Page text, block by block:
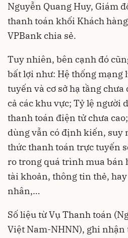
Nguyễn Quang Huy, Giám
thanh toán khối Khách
VPBank chia sẻ.
Tuy nhiên, bên cạnh đó
bất lợi như: Hệ thống mạng
tuyến và cơ sở hạ tầng
cả các khu vực; Tỷ lệ người
thanh toán điện tử chưa
dùng vẫn có định kiến, suy
thức thanh toán trực tuyến
ro trong quá trình mua bán
tài khoản, thông tin thẻ,
nhân,…
Số liệu từ Vụ Thanh toán
Việt Nam-NHNN), ghi nhận